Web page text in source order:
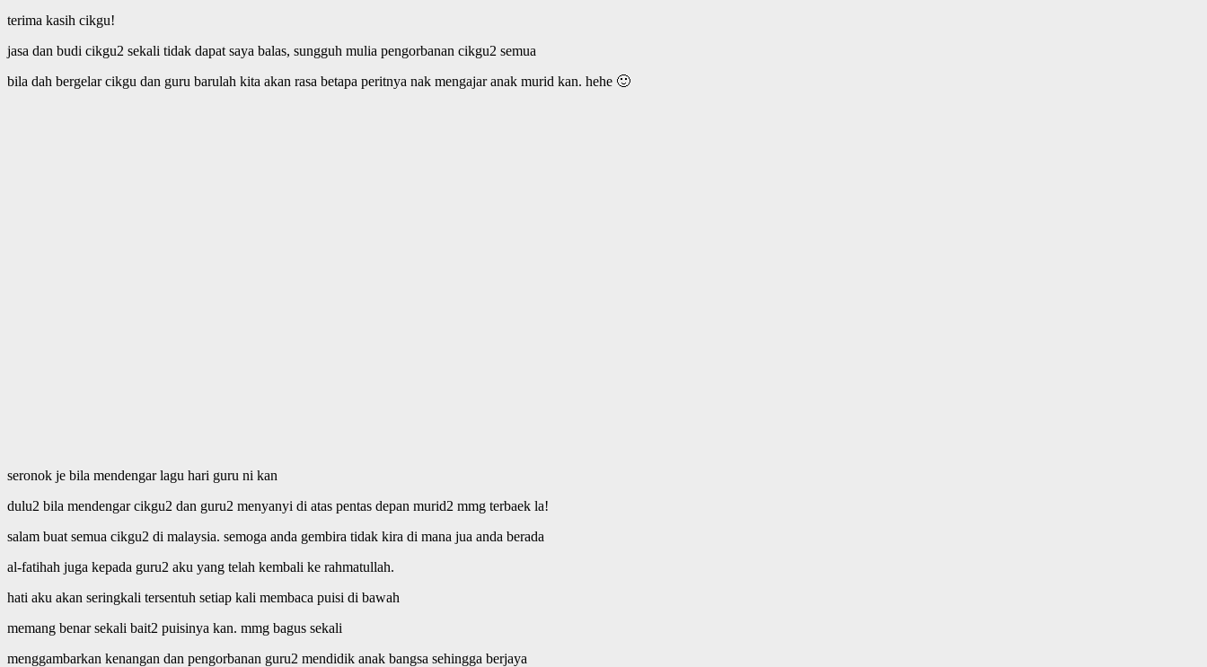
terima kasih cikgu!
jasa dan budi cikgu2 sekali tidak dapat saya balas, sungguh mulia pengorbanan cikgu2 semua
bila dah bergelar cikgu dan guru barulah kita akan rasa betapa peritnya nak mengajar anak murid kan. hehe 🙂
seronok je bila mendengar lagu hari guru ni kan
dulu2 bila mendengar cikgu2 dan guru2 menyanyi di atas pentas depan murid2 mmg terbaek la!
salam buat semua cikgu2 di malaysia. semoga anda gembira tidak kira di mana jua anda berada
al-fatihah juga kepada guru2 aku yang telah kembali ke rahmatullah.
hati aku akan seringkali tersentuh setiap kali membaca puisi di bawah
memang benar sekali bait2 puisinya kan. mmg bagus sekali
menggambarkan kenangan dan pengorbanan guru2 mendidik anak bangsa sehingga berjaya